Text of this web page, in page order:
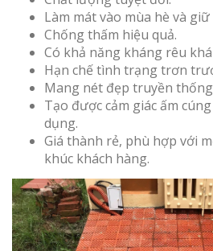
Làm mát vào mùa hè và
Chống thấm hiệu quả.
Có khả năng kháng rêu
Hạn chế tình trạng trơn
Mang nét đẹp truyền
Tạo được cảm giác ấm
dụng.
Giá thành rẻ, phù hợp với
khúc khách hàng.